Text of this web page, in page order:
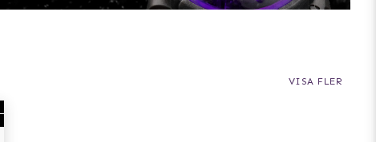
VISA FLER